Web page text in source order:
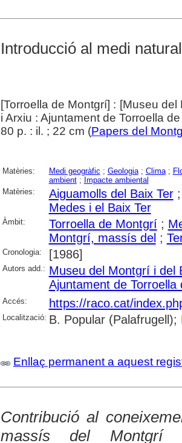
Introducció al medi
[Torroella de Montgrí] : [Museu
i Arxiu : Ajuntament de Torroella
80 p. : il. ; 22 cm (Papers del
Matèries: Medi geogràfic ; Geologia; Clima;
ambient; Impacte ambiental
Matèries:
Aiguamolls del Baix Ter
Medes i el Baix Ter
Àmbit: Torroella de Montgrí;
Montgrí, massís del;
Cronologia: [1986]
Autors add.: Museu del Montgrí i del
Ajuntament de Torroella
Accés: https://raco.cat/
Localització: B. Popular
Enllaç permanent a aquest
Contribució al
massís del Montgrí